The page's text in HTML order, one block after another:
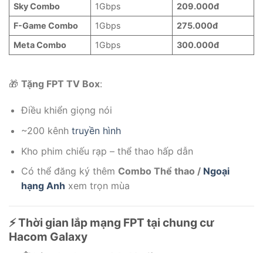
Sky Combo
1Gbps
209.000đ
F-Game Combo
1Gbps
275.000đ
Meta Combo
1Gbps 300.000đ
🎁 Tặng FPT TV Box:
Điều khiển giọng nói
~200 kênh truyền hình
Kho phim chiếu rạp – thể thao hấp dẫn
Có thể đăng ký thêm Combo Thể thao / Ngoại
hạng Anh xem trọn mùa
⚡ Thời gian lắp mạng FPT tại chung cư
Hacom Galaxy